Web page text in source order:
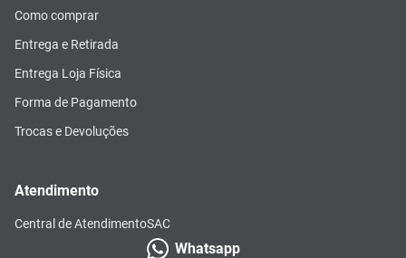
Como comprar
Entrega e Retirada
Entrega Loja Física
Forma de Pagamento
Trocas e Devoluções
Atendimento
Central de AtendimentoSAC
Whatsapp